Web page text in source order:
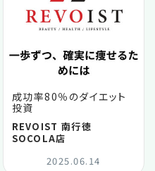
成功率80％のダイエット
投資
REVOIST 南行徳
SOCOLA店
2025.06.14